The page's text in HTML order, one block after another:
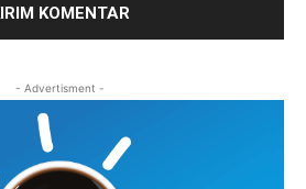
- Advertisment -